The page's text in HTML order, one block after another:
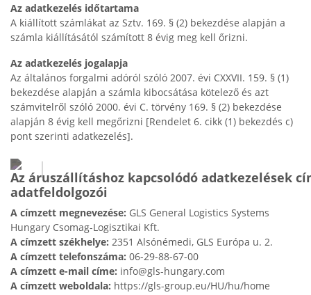
Az adatkezelés időtartama
A kiállított számlákat az Sztv. 169. § (2) bekezdése alapján a
számla kiállításától számított 8 évig meg kell őrizni.
Az adatkezelés jogalapja
Az általános forgalmi adóról szóló 2007. évi CXXVII. 159. § (1)
bekezdése alapján a számla kibocsátása kötelező és azt
számvitelről szóló 2000. évi C. törvény 169. § (2) bekezdése
alapján 8 évig kell megőrizni [Rendelet 6. cikk (1) bekezdés c)
pont szerinti adatkezelés].
Az áruszállításhoz kapcsolódó adatkezelések
adatfeldolgozói
A címzett megnevezése: GLS General Logistics Systems
Hungary Csomag-Logisztikai Kft.
A címzett székhelye: 2351 Alsónémedi, GLS Európa u. 2.
A címzett telefonszáma: 06-29-88-67-00
A címzett e-mail címe: info@gls-hungary.com
A címzett weboldala: https://gls-group.eu/HU/hu/home